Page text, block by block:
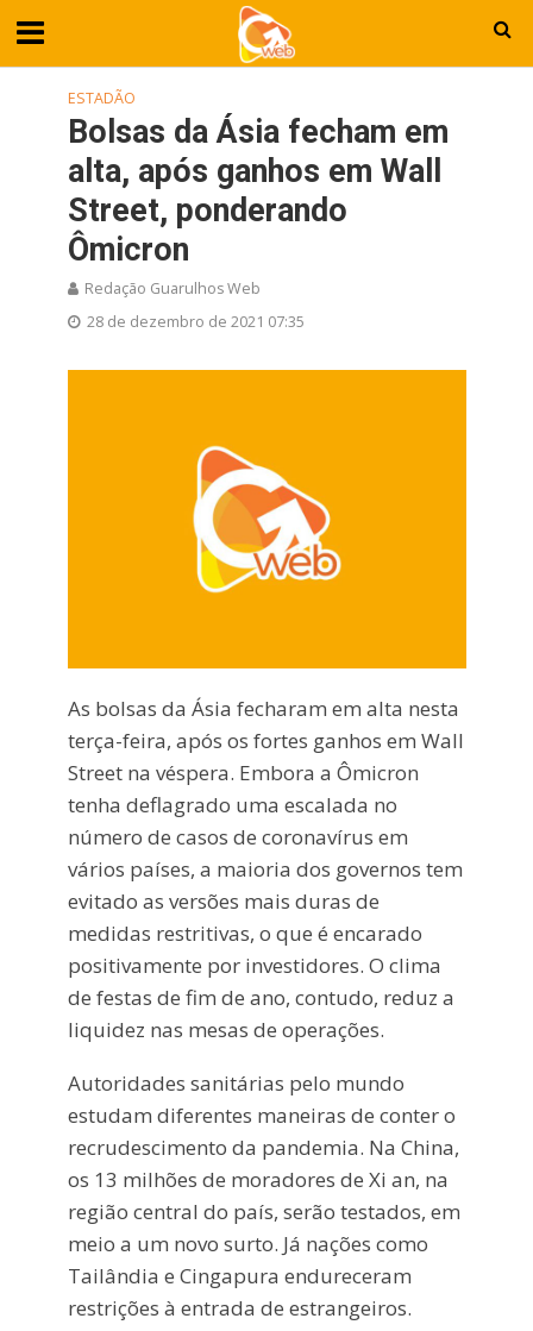
ESTADÃO
Bolsas da Ásia fecham em
alta, após ganhos em Wall
Street, ponderando
Ômicron
Redação Guarulhos Web
28 de dezembro de 2021 07:35
As bolsas da Ásia fecharam em alta nesta
terça-feira, após os fortes ganhos em Wall
Street na véspera. Embora a Ômicron
tenha deflagrado uma escalada no
número de casos de coronavírus em
vários países, a maioria dos governos tem
evitado as versões mais duras de
medidas restritivas, o que é encarado
positivamente por investidores. O clima
de festas de fim de ano, contudo, reduz a
liquidez nas mesas de operações.
Autoridades sanitárias pelo mundo
estudam diferentes maneiras de conter o
recrudescimento da pandemia. Na China,
os 13 milhões de moradores de Xi an, na
região central do país, serão testados, em
meio a um novo surto. Já nações como
Tailândia e Cingapura endureceram
restrições à entrada de estrangeiros.